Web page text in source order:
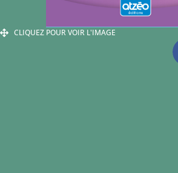
CLIQUEZ POUR VOIR L'IMAGE